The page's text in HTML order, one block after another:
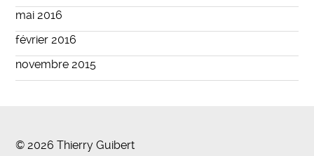
mai 2016
février 2016
novembre 2015
© 2026 Thierry Guibert